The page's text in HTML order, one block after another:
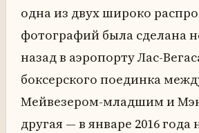
одна из двух широко
фотографий была сделана
назад в аэропорту Лас-
боксерского поединка
Мейвезером-младшим и
другая — в январе 2016 года